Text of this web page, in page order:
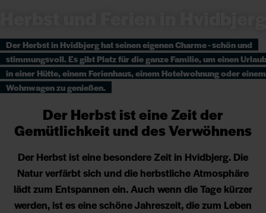
Der Herbst in Hvidbjerg hat seinen eigenen Charme - schön und
stimmungsvoll. Es gibt Platz für die ganze Familie, um einen
in einer Hütte, einem Ferienhaus, einem Hotelwohnung oder einem
Wohnwagen zu genießen.
Der Herbst ist eine Zeit der
Gemütlichkeit und des Verwöhnens
Der Herbst ist eine besondere Zeit in Hvidbjerg. Die
Natur verfärbt sich und die herbstliche Atmosphäre
lädt zum Entspannen ein. Auch wenn die Tage kürzer
werden, ist es eine schöne Jahreszeit, die zum Leben